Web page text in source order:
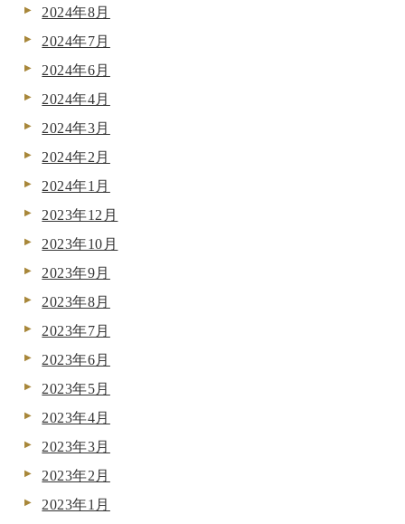
2024年8月
2024年7月
2024年6月
2024年4月
2024年3月
2024年2月
2024年1月
2023年12月
2023年10月
2023年9月
2023年8月
2023年7月
2023年6月
2023年5月
2023年4月
2023年3月
2023年2月
2023年1月